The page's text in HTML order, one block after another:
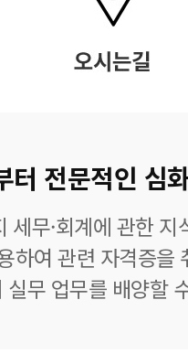
터 전문적인 심
세무·회계에 관한
하여 관련 자격증을
실무 업무를 배양할